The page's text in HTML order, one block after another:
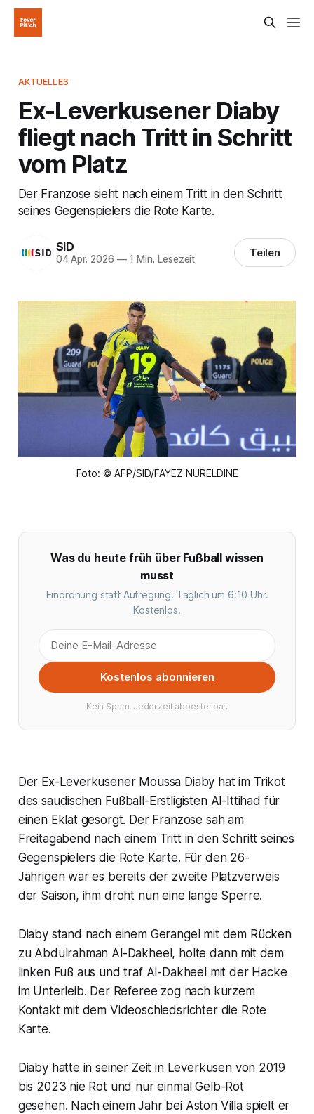
AKTUELLES
Ex-Leverkusener Diaby
fliegt nach Tritt in Schritt
vom Platz
Der Franzose sieht nach einem Tritt in den Schritt
seines Gegenspielers die Rote Karte.
SID
04 Apr. 2026 —1 Min. Lesezeit Teilen
Foto: © AFP/SID/FAYEZ NURELDINE
Was du heute früh über Fußball wissen
musst
Einordnung statt Aufregung. Täglich um 6:10 Uhr.
Kostenlos.
Kostenlos abonnieren
Kein Spam. Jederzeit abbestellbar.
Der Ex-Leverkusener Moussa Diaby hat im Trikot
des saudischen Fußball-Erstligisten Al-Ittihad für
einen Eklat gesorgt. Der Franzose sah am
Freitagabend nach einem Tritt in den Schritt seines
Gegenspielers die Rote Karte. Für den 26-
Jährigen war es bereits der zweite Platzverweis
der Saison, ihm droht nun eine lange Sperre.
Diaby stand nach einem Gerangel mit dem Rücken
zu Abdulrahman Al-Dakheel, holte dann mit dem
linken Fuß aus und traf Al-Dakheel mit der Hacke
im Unterleib. Der Referee zog nach kurzem
Kontakt mit dem Videoschiedsrichter die Rote
Karte.
Diaby hatte in seiner Zeit in Leverkusen von 2019
bis 2023 nie Rot und nur einmal Gelb-Rot
gesehen. Nach einem Jahr bei Aston Villa spielt er